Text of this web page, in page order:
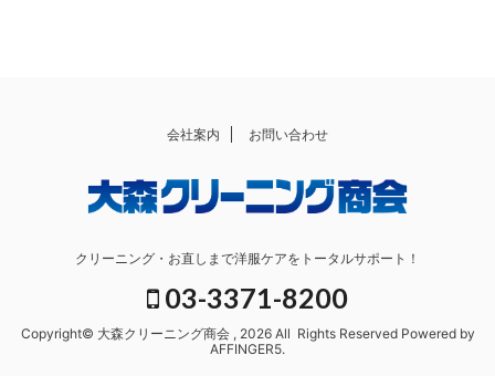
会社案内 お問い合わせ
クリーニング・お直しまで洋服ケアをトータルサポート！
03-3371-8200
Copyright© 大森クリーニング商会 , 2026 All Rights Reserved Powered by
AFFINGER5.